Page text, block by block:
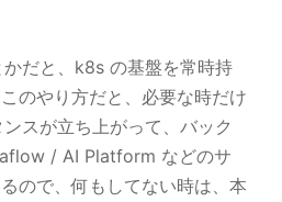
だと、k8s の基盤を常時持
のやり方だと、必要な時だけ
スが立ち上がって、バック
/ AI Platform などのサ
ので、何もしてない時は、本